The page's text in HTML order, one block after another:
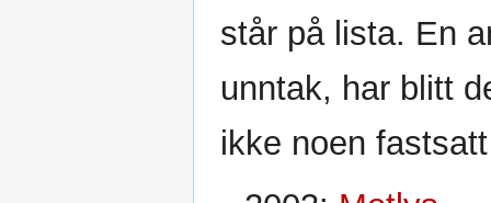
står på lista. En
unntak, har blitt
ikke noen